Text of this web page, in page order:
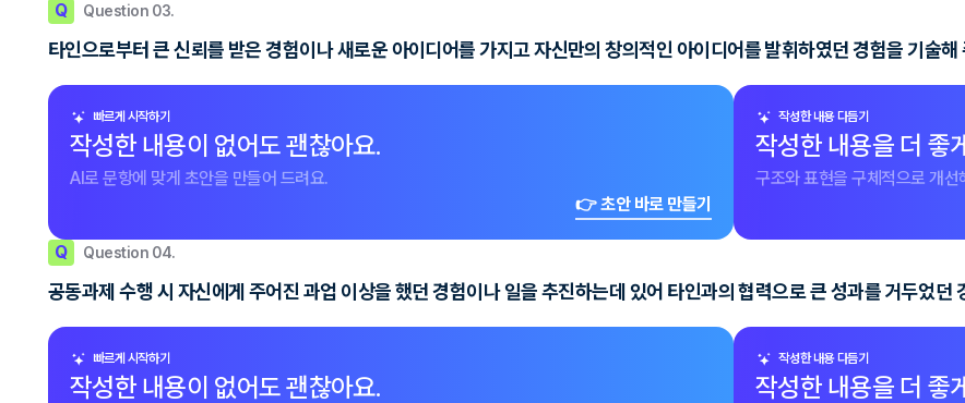
Q Question 03.
타인으로부터 큰 신뢰를 받은 경험이나 새로운 아이디어를 가지고 자신만의 창의적인 아이디어를 발휘하였던 경험을 기술해
빠르게 시작하기
작성한 내용이 없어도 괜찮아요.
AI로 문항에 맞게 초안을 만들어 드려요.
👉 초안 바로 만들기
작성한 내용 다듬기
작성한 내용을 더 좋
구조와 표현을 구체적으로 개선
Q Question 04.
공동과제 수행 시 자신에게 주어진 과업 이상을 했던 경험이나 일을 추진하는데 있어 타인과의 협력으로 큰 성과를 거두었던
빠르게 시작하기
작성한 내용이 없어도 괜찮아요.
작성한 내용 다듬기
작성한 내용을 더 좋